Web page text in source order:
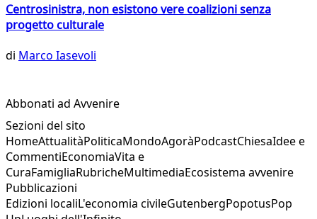
Centrosinistra, non esistono vere coalizioni senza
progetto culturale
di Marco Iasevoli
Abbonati ad Avvenire
Sezioni del sito
HomeAttualitàPoliticaMondoAgoràPodcastChiesaIdee e
CommentiEconomiaVita e
CuraFamigliaRubricheMultimediaEcosistema avvenire
Pubblicazioni
Edizioni localiL'economia civileGutenbergPopotusPop